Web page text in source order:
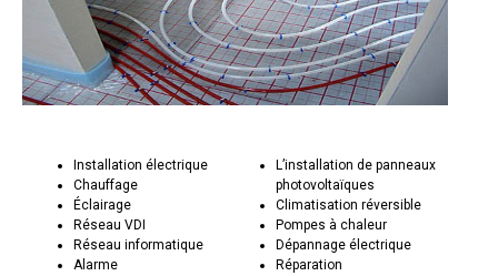
Installation électrique
Chauffage
Éclairage
Réseau VDI
Réseau informatique
Alarme
L’installation de panneaux
photovoltaïques
Climatisation réversible
Pompes à chaleur
Dépannage électrique
Réparation